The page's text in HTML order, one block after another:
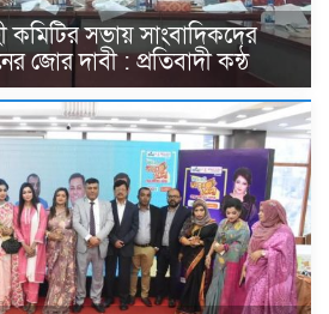
কমিটির সভায় সাংবাদিকদের
জোর দাবী : প্রতিবাদী কন্ঠ